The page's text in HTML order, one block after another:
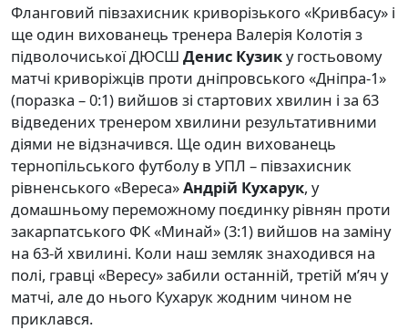
Фланговий півзахисник криворізького «Кривбасу» і
ще один вихованець тренера Валерія Колотія з
підволочиської ДЮСШ Денис Кузику гостьовому
матчі криворіжців проти дніпровського «Дніпра-1»
(поразка – 0:1) вийшов зі стартових хвилин і за 63
відведених тренером хвилини результативними
діями не відзначився. Ще один вихованець
тернопільського футболу в УПЛ – півзахисник
рівненського «Вереса»Андрій Кухарук, у
домашньому переможному поєдинку рівнян проти
закарпатського ФК «Минай» (3:1) вийшов на заміну
на 63-й хвилині. Коли наш земляк знаходився на
полі, гравці «Вересу» забили останній, третій м’яч у
матчі, але до нього Кухарук жодним чином не
приклався.